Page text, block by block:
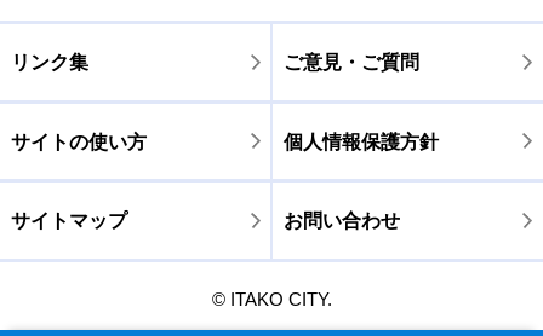
リンク集 ご意見・ご質問
サイトの使い方 個人情報保護方針
サイトマップ お問い合わせ
© ITAKO CITY.